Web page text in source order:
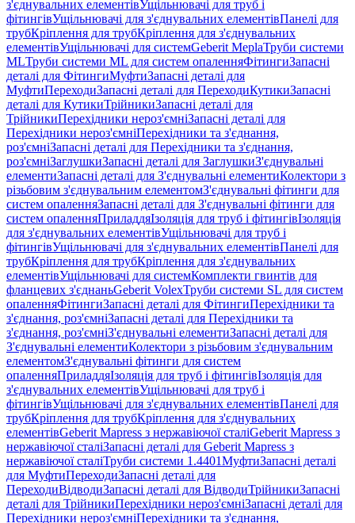
з'єднувальних елементівУщільнювачі для труб і
фітингівУщільнювачі для з'єднувальних елементівПанелі для
трубКріплення для трубКріплення для з'єднувальних
елементівУщільнювачі для системGeberit MeplaТруби системи
MLТруби системи ML для систем опаленняФітингиЗапасні
деталі для ФітингиМуфтиЗапасні деталі для
МуфтиПереходиЗапасні деталі для ПереходиКутикиЗапасні
деталі для КутикиТрійникиЗапасні деталі для
ТрійникиПерехідники нероз'ємніЗапасні деталі для
Перехідники нероз'ємніПерехідники та з'єднання,
роз'ємніЗапасні деталі для Перехідники та з'єднання,
роз'ємніЗаглушкиЗапасні деталі для ЗаглушкиЗ'єднувальні
елементиЗапасні деталі для З'єднувальні елементиКолектори з
різьбовим з'єднувальним елементомЗ'єднувальні фітинги для
систем опаленняЗапасні деталі для З'єднувальні фітинги для
систем опаленняПриладдяІзоляція для труб і фітингівІзоляція
для з'єднувальних елементівУщільнювачі для труб і
фітингівУщільнювачі для з'єднувальних елементівПанелі для
трубКріплення для трубКріплення для з'єднувальних
елементівУщільнювачі для системКомплекти гвинтів для
фланцевих з'єднаньGeberit VolexТруби системи SL для систем
опаленняФітингиЗапасні деталі для ФітингиПерехідники та
з'єднання, роз'ємніЗапасні деталі для Перехідники та
з'єднання, роз'ємніЗ'єднувальні елементиЗапасні деталі для
З'єднувальні елементиКолектори з різьбовим з'єднувальним
елементомЗ'єднувальні фітинги для систем
опаленняПриладдяІзоляція для труб і фітингівІзоляція для
з'єднувальних елементівУщільнювачі для труб і
фітингівУщільнювачі для з'єднувальних елементівПанелі для
трубКріплення для трубКріплення для з'єднувальних
елементівGeberit Mapress з нержавіючої сталіGeberit Mapress з
нержавіючої сталіЗапасні деталі для Geberit Mapress з
нержавіючої сталіТруби системи 1.4401МуфтиЗапасні деталі
для МуфтиПереходиЗапасні деталі для
ПереходиВідводиЗапасні деталі для ВідводиТрійникиЗапасні
деталі для ТрійникиПерехідники нероз'ємніЗапасні деталі для
Перехідники нероз'ємніПерехідники та з'єднання,